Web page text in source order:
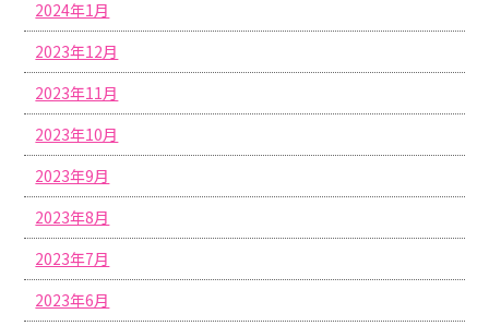
2024年1月
2023年12月
2023年11月
2023年10月
2023年9月
2023年8月
2023年7月
2023年6月